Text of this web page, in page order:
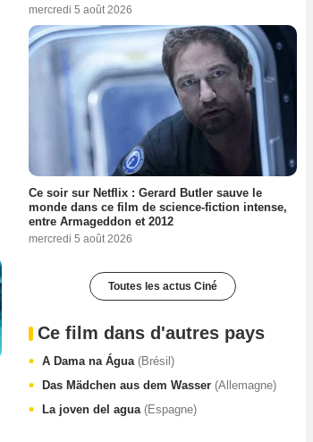
mercredi 5 août 2026
Ce soir sur Netflix : Gerard Butler sauve le
monde dans ce film de science-fiction intense,
entre Armageddon et 2012
mercredi 5 août 2026
Toutes les actus Ciné
Ce film dans d'autres pays
A Dama na Água (Brésil)
Das Mädchen aus dem Wasser (Allemagne)
La joven del agua (Espagne)